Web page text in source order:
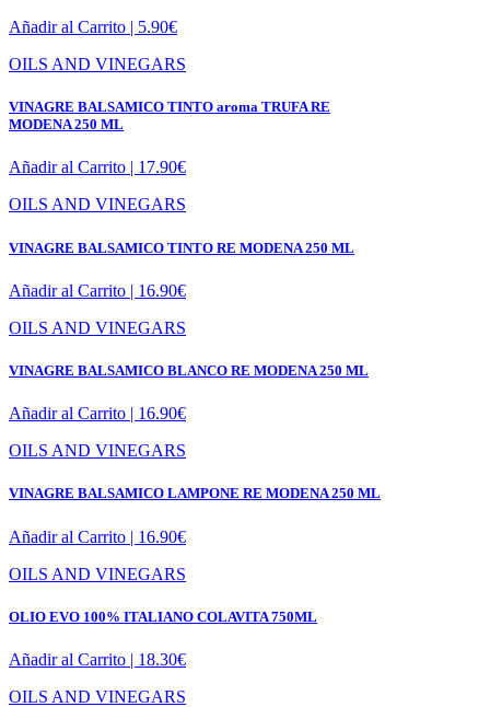
Añadir al Carrito | 5.90€
OILS AND VINEGARS
VINAGRE BALSAMICO TINTO aroma TRUFA RE
MODENA 250 ML
Añadir al Carrito | 17.90€
OILS AND VINEGARS
VINAGRE BALSAMICO TINTO RE MODENA 250 ML
Añadir al Carrito | 16.90€
OILS AND VINEGARS
VINAGRE BALSAMICO BLANCO RE MODENA 250 ML
Añadir al Carrito | 16.90€
OILS AND VINEGARS
VINAGRE BALSAMICO LAMPONE RE MODENA 250 ML
Añadir al Carrito | 16.90€
OILS AND VINEGARS
OLIO EVO 100% ITALIANO COLAVITA 750ML
Añadir al Carrito | 18.30€
OILS AND VINEGARS